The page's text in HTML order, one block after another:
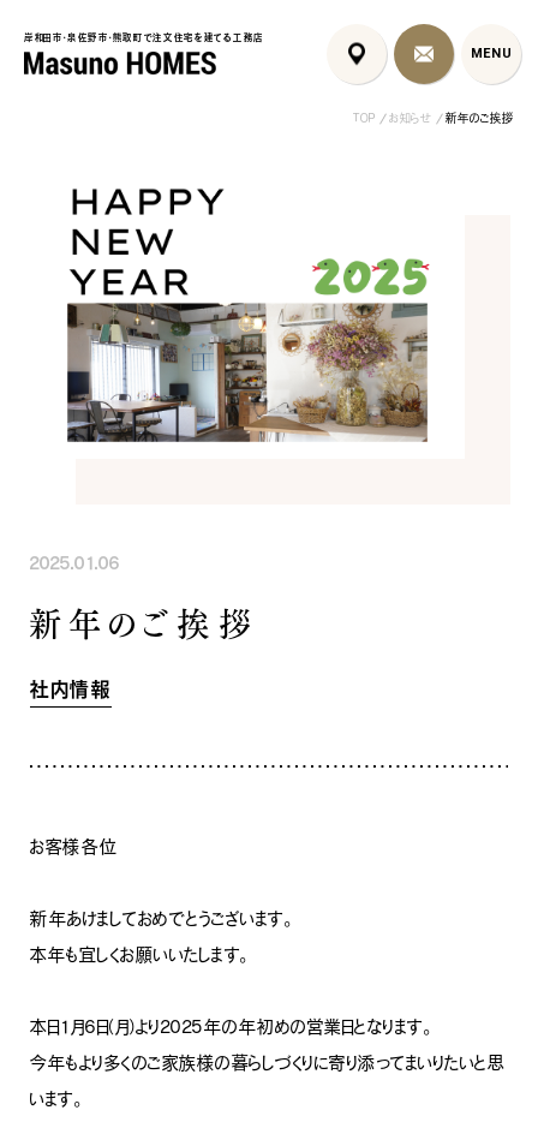
岸和田市・泉佐野市・熊取町で注文住宅を建てる工務店
MENU
MENU
岸和田市・泉佐野市・熊取町で注文住宅を建てる工務店
泉佐野市の北欧デザイン注文
住宅｜自然素材と...
泉佐野市の共働き夫婦向け注
文住宅｜家事ラク...
コンセプト
はじめに
5つの約束
標準仕様
INFORMATION
イベント情報
社長ブログ
お知らせ
会社紹介
スタッフ紹介
TOP お知らせ 新年のご挨拶
2025.01.06
新年のご挨拶
社内情報
お客様各位
新年あけましておめでとうございます。
本年も宜しくお願いいたします。
本日1月6日（月）より2025年の年初めの営業日となります。
今年もより多くのご家族様の暮らしづくりに寄り添ってまいりたいと思
います。